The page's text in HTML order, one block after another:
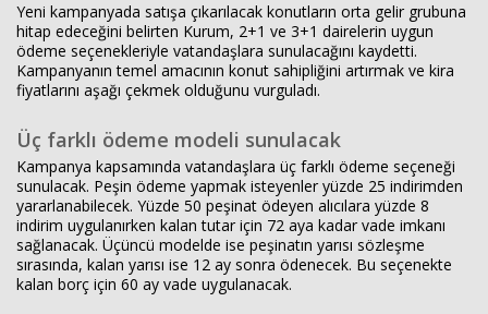
Yeni kampanyada satışa çıkarılacak konutların orta gelir grubuna
hitap edeceğini belirten Kurum, 2+1 ve 3+1 dairelerin uygun
ödeme seçenekleriyle vatandaşlara sunulacağını kaydetti.
Kampanyanın temel amacının konut sahipliğini artırmak ve kira
fiyatlarını aşağı çekmek olduğunu vurguladı.
Üç farklı ödeme modeli sunulacak
Kampanya kapsamında vatandaşlara üç farklı ödeme seçeneği
sunulacak. Peşin ödeme yapmak isteyenler yüzde 25 indirimden
yararlanabilecek. Yüzde 50 peşinat ödeyen alıcılara yüzde 8
indirim uygulanırken kalan tutar için 72 aya kadar vade imkanı
sağlanacak. Üçüncü modelde ise peşinatın yarısı sözleşme
sırasında, kalan yarısı ise 12 ay sonra ödenecek. Bu seçenekte
kalan borç için 60 ay vade uygulanacak.